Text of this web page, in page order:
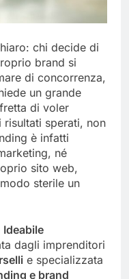
chi decide di
brand si
di concorrenza,
un grande
di voler
risultati sperati, non
è infatti
né
sito web,
sterile un
Ideabile
dagli imprenditori
e specializzata
e brand